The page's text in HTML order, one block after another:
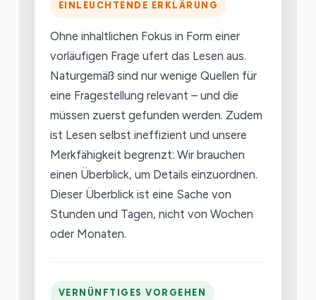
EINLEUCHTENDE ERKLÄRUNG
Ohne inhaltlichen Fokus in Form einer
vorläufigen Frage ufert das Lesen aus.
Naturgemäß sind nur wenige Quellen für
eine Fragestellung relevant – und die
müssen zuerst gefunden werden. Zudem
ist Lesen selbst ineffizient und unsere
Merkfähigkeit begrenzt: Wir brauchen
einen Überblick, um Details einzuordnen.
Dieser Überblick ist eine Sache von
Stunden und Tagen, nicht von Wochen
oder Monaten.
VERNÜNFTIGES VORGEHEN